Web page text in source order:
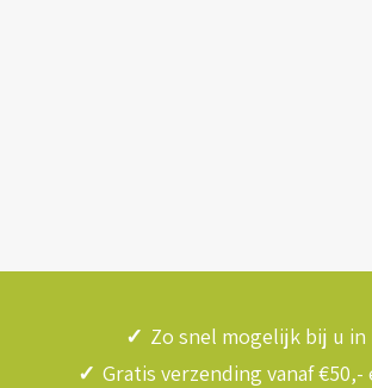
✓ Zo snel mogelijk bij u in
✓ Gratis verzending vanaf €50,-